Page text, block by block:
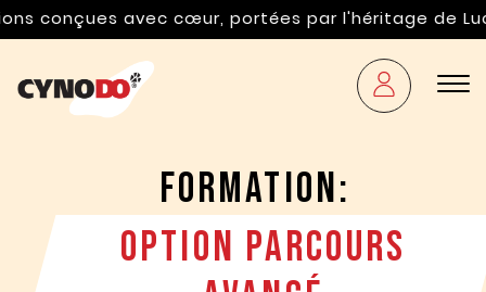
cœur, portées par l'héritage de Luc Campbell. «
Formation:
Option Parcours